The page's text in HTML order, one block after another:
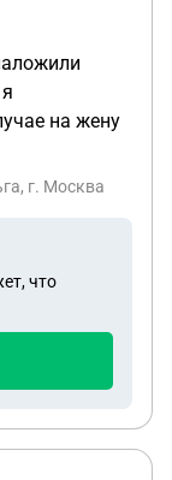
на жену
г. Москва
что